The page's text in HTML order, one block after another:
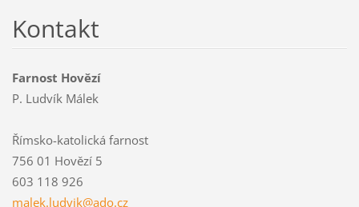
Kontakt
Farnost Hovězí
P. Ludvík Málek
Římsko-katolická farnost
756 01 Hovězí 5
603 118 926
malek.ludvik@ado.cz